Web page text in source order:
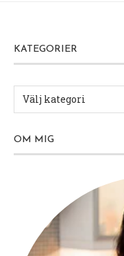
KATEGORIER
OM MIG